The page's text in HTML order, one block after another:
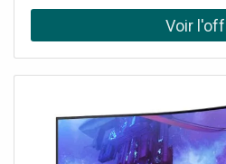
une image précise Hub USB
2.1 et DisplayPort 1.4
hauteur, pivot et